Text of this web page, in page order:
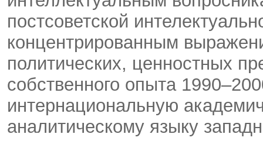
постсоветской
концентрированным
политических, ценностных
собственного опыта
интернациональную
аналитическому языку